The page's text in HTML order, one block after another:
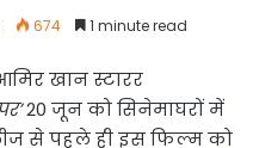
674 1 minute read
खान स्टारर
20 जून को सिनेमाघरों में
से पहले ही इस फिल्म को